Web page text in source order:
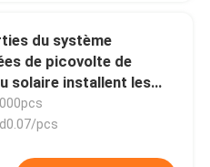
du système
de picovolte de
solaire installent les
câble SS304 2x4mm
pcs